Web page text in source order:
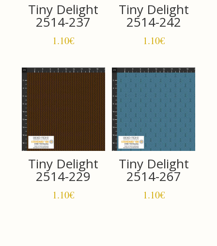
Tiny Delight
2514-237
1.10€
Tiny Delight
2514-242
1.10€
Tiny Delight
2514-229
1.10€
Tiny Delight
2514-267
1.10€